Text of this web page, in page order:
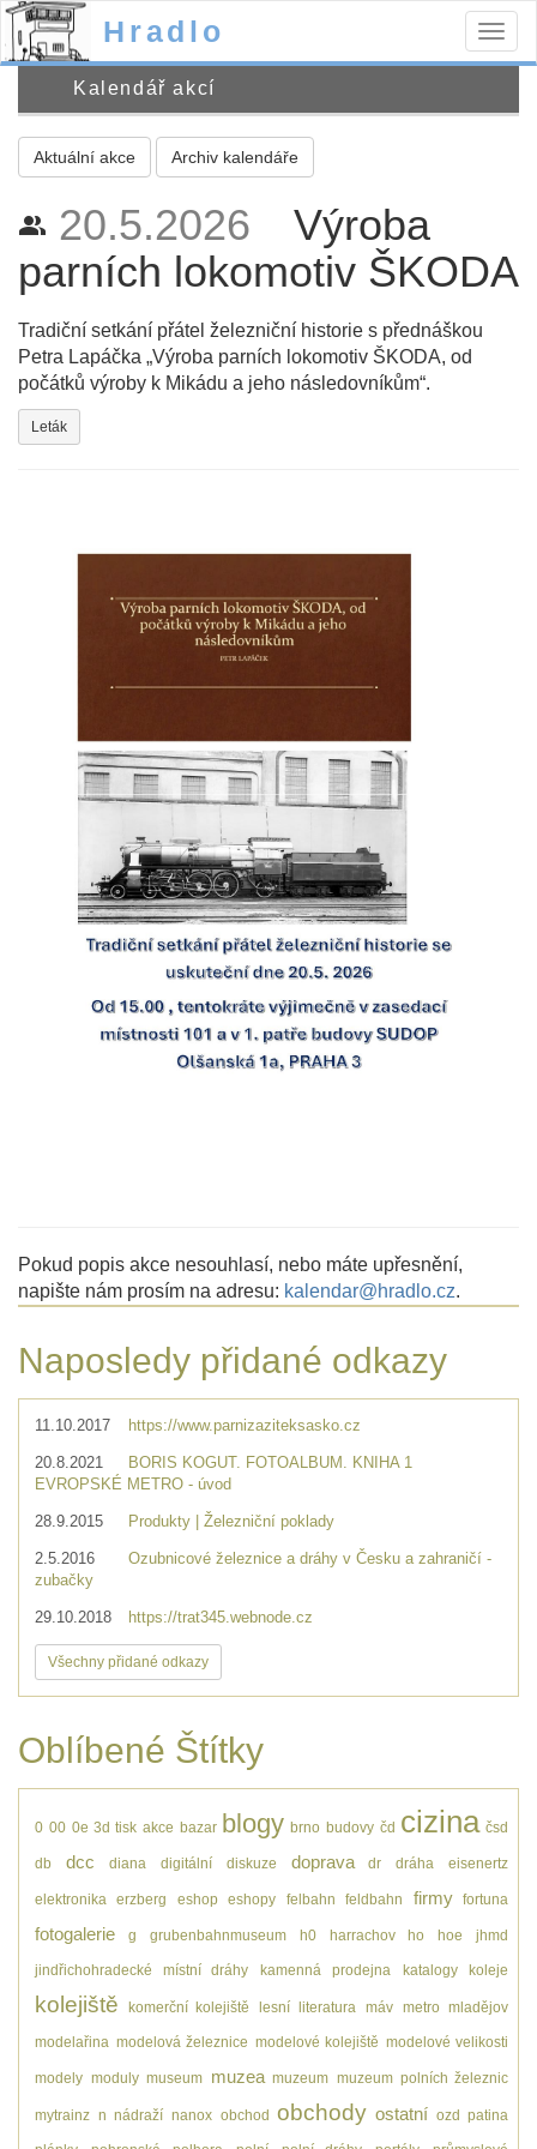
Hradlo
Kalendář akcí
Aktuální akce Archiv kalendáře
people_alt 20.5.2026
Výroba
parních lokomotiv ŠKODA
Tradiční setkání přátel železniční historie s přednáškou
Petra Lapáčka „Výroba parních lokomotiv ŠKODA, od
počátků výroby k Mikádu a jeho následovníkům“.
Leták
Pokud popis akce nesouhlasí, nebo máte upřesnění,
napište nám prosím na adresu: kalendar@hradlo.cz.
Naposledy přidané odkazy
11.10.2017 https://www.parnizaziteksasko.cz
20.8.2021
BORIS KOGUT. FOTOALBUM. KNIHA 1
EVROPSKÉ METRO - úvod
28.9.2015 Produkty | Železniční poklady
2.5.2016
Ozubnicové železnice a dráhy v Česku a zahraničí -
zubačky
29.10.2018 https://trat345.webnode.cz
Všechny přidané odkazy
Oblíbené Štítky
0 00 0e 3d tisk akce bazar blogy brno budovy čd cizina čsd
db dcc diana digitální diskuze doprava dr dráha eisenertz
elektronika erzberg eshop eshopy felbahn feldbahn firmy fortuna
fotogalerie g grubenbahnmuseum h0 harrachov ho hoe jhmd
jindřichohradecké místní dráhy kamenná prodejna katalogy koleje
kolejiště komerční kolejiště lesní literatura máv metro mladějov
modelařina modelová železnice modelové kolejiště modelové velikosti
modely moduly museum muzea muzeum muzeum polních železnic
mytrainz n nádraží nanox obchod obchody ostatní ozd patina